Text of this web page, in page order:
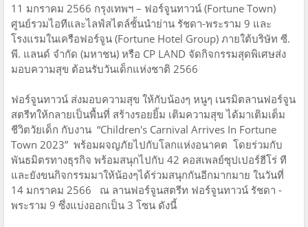
11 มกราคม 2566 กรุงเทพฯ – ฟอร์จูนทาวน์ (Fortune Town)
ศูนย์รวมไอทีและไลฟ์สไตล์ชั้นนำย่าน รัชดา-พระราม 9 และ
โรงแรมในเครือฟอร์จูน (Fortune Hotel Group) ภายใต้บริษัท ซี.
พี. แลนด์ จำกัด (มหาชน) หรือ CP LAND จัดกิจกรรมสุดพิเศษส่ง
มอบความสุข ต้อนรับวันเด็กแห่งชาติ 2566
ฟอร์จูนทาวน์ ส่งมอบความสุข ให้กับน้องๆ หนูๆ เนรมิตลานฟอร์จูน
สตรีทให้กลายเป็นพื้นที่ สร้างรอยยิ้ม เติมความสุข ได้มาเติมเต็ม
ชีวิตวัยเด็ก กับงาน “Children's Carnival Arrives In Fortune
Town 2023” พร้อมผจญภัยไปกับโลกแห่งอนาคต โดยร่วมกับ
พันธมิตรทางธุรกิจ พร้อมสนุกไปกับ 42 คอสเพลย์ซุปเปอร์ฮีโร่ ที
และยังขนกิจกรรมมาให้น้องๆได้ร่วมสนุกกันอีกมากมาย ในวันที่
14 มกราคม 2566 ณ ลานฟอร์จูนสตรีท ฟอร์จูนทาวน์ รัชดา -
พระราม 9 ซึ่งแบ่งออกเป็น 3 โซน ดังนี้